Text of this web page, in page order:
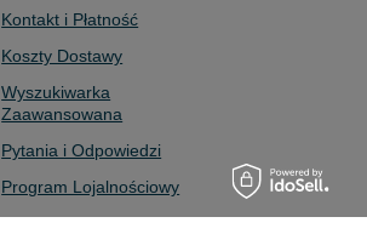
Kontakt i Płatność
Koszty Dostawy
Wyszukiwarka
Zaawansowana
Pytania i Odpowiedzi
Program Lojalnościowy
Odstąpienie od Umowy